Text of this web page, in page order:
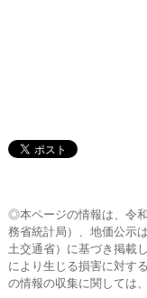
◎本ページの情報は、令
務省統計局）、地価公示
土交通省）に基づき掲載
により生じる損害に対す
の情報の収集に関しては